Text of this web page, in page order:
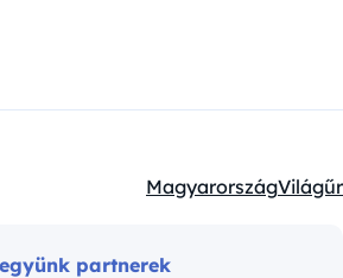
Kategóriák:
MagyarországVilágűr
partnerek